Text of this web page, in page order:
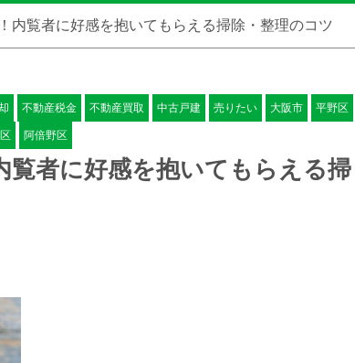
内覧者に好感を抱いてもらえる掃除・整理のコツ
不動産税金 不動産買取 中古戸建 売りたい 大阪市 平野区
阿倍野区
覧者に好感を抱いてもらえる掃